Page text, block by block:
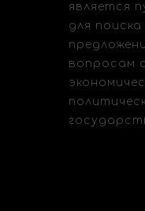
является
для
вопросам